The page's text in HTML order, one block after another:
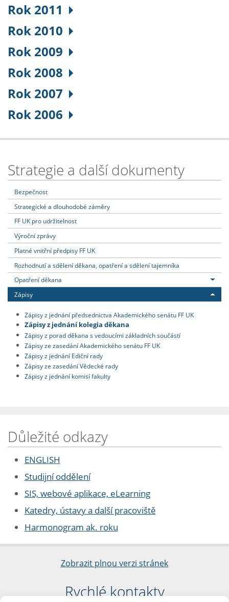
Rok 2011
Rok 2010
Rok 2009
Rok 2008
Rok 2007
Rok 2006
Strategie a další dokumenty
Bezpečnost
Strategické a dlouhodobé záměry
FF UK pro udržitelnost
Výroční zprávy
Platné vnitřní předpisy FF UK
Rozhodnutí a sdělení děkana, opatření a sdělení tajemníka
Opatření děkana
Zápisy
Zápisy z jednání předsednictva Akademického senátu FF UK
Zápisy z jednání kolegia děkana
Zápisy z porad děkana s vedoucími základních součástí
Zápisy ze zasedání Akademického senátu FF UK
Zápisy z jednání Ediční rady
Zápisy ze zasedání Vědecké rady
Zápisy z jednání komisí fakulty
Důležité odkazy
ENGLISH
Studijní oddělení
SIS, webové aplikace, eLearning
Katedry, ústavy a další pracoviště
Harmonogram ak. roku
Zobrazit plnou verzi stránek
Rychlé kontakty